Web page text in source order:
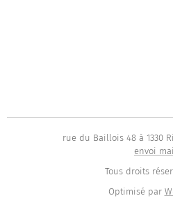
rue du Baillois 48 à 1330
envoi
Tous droits
Optimisé par